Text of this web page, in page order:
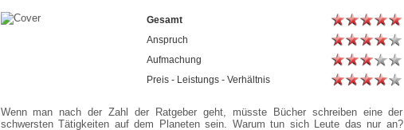
Gesamt
Anspruch
Aufmachung
Preis - Leistungs - Verhältnis
Wenn man nach der Zahl der Ratgeber geht, müsste Bücher schreiben eine der
schwersten Tätigkeiten auf dem Planeten sein. Warum tun sich Leute das nur an?